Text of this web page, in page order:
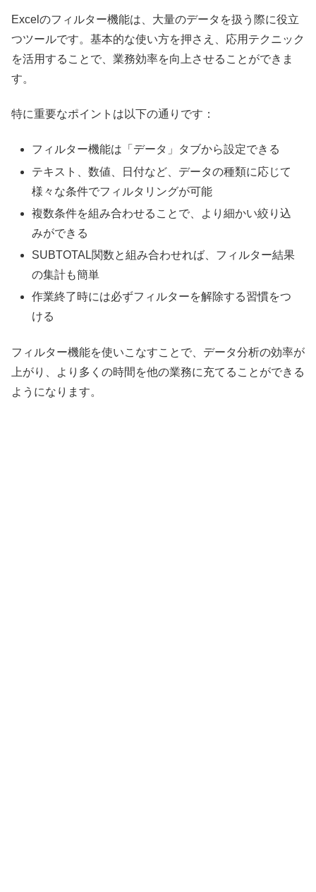
Excelのフィルター機能は、大量のデータを扱う際に役立
つツールです。基本的な使い方を押さえ、応用テクニック
を活用することで、業務効率を向上させることができま
す。
特に重要なポイントは以下の通りです：
フィルター機能は「データ」タブから設定できる
テキスト、数値、日付など、データの種類に応じて
様々な条件でフィルタリングが可能
複数条件を組み合わせることで、より細かい絞り込
みができる
SUBTOTAL関数と組み合わせれば、フィルター結果
の集計も簡単
作業終了時には必ずフィルターを解除する習慣をつ
ける
フィルター機能を使いこなすことで、データ分析の効率が
上がり、より多くの時間を他の業務に充てることができる
ようになります。